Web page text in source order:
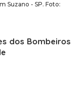
Suzano - SP. Foto:
dos Bombeiros